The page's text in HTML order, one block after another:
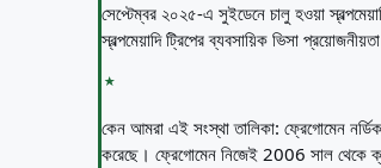
সেপ্টেম্বর ২০২৫-এ সুইডেনে চালু হওয়া
স্বল্পমেয়াদি ট্রিপের ব্যবসায়িক ভিসা
কেন আমরা এই সংস্থা তালিকা: ফ্রেগোমেন
করেছে। ফ্রেগোমেন নিজেই 2006 সাল থেকে